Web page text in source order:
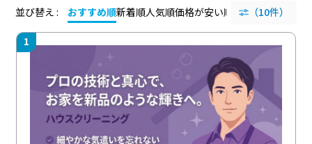
並び替え :
おすすめ順新着順人気順価格が安い順 評価が高い順
（10件）
1